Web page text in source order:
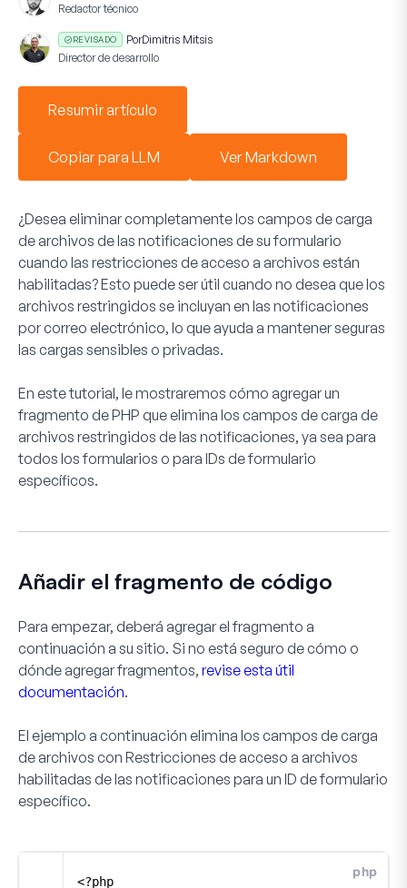
Redactor técnico
REVISADO PorDimitris Mitsis
Director de desarrollo
Resumir artículo
Copiar para LLM Ver Markdown
¿Desea eliminar completamente los campos de carga
de archivos de las notificaciones de su formulario
cuando las restricciones de acceso a archivos están
habilitadas? Esto puede ser útil cuando no desea que los
archivos restringidos se incluyan en las notificaciones
por correo electrónico, lo que ayuda a mantener seguras
las cargas sensibles o privadas.
En este tutorial, le mostraremos cómo agregar un
fragmento de PHP que elimina los campos de carga de
archivos restringidos de las notificaciones, ya sea para
todos los formularios o para IDs de formulario
específicos.
Añadir el fragmento de código
Para empezar, deberá agregar el fragmento a
continuación a su sitio. Si no está seguro de cómo o
dónde agregar fragmentos, revise esta útil
documentación.
El ejemplo a continuación elimina los campos de carga
de archivos con Restricciones de acceso a archivos
habilitadas de las notificaciones para un ID de formulario
específico.